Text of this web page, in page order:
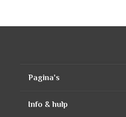
Pagina's
Home
Info & hulp